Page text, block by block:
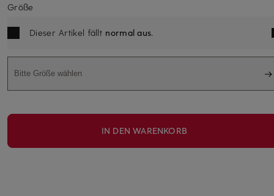
Größe
Dieser Artikel fällt normal aus.
Bitte Größe wählen
IN DEN WARENKORB